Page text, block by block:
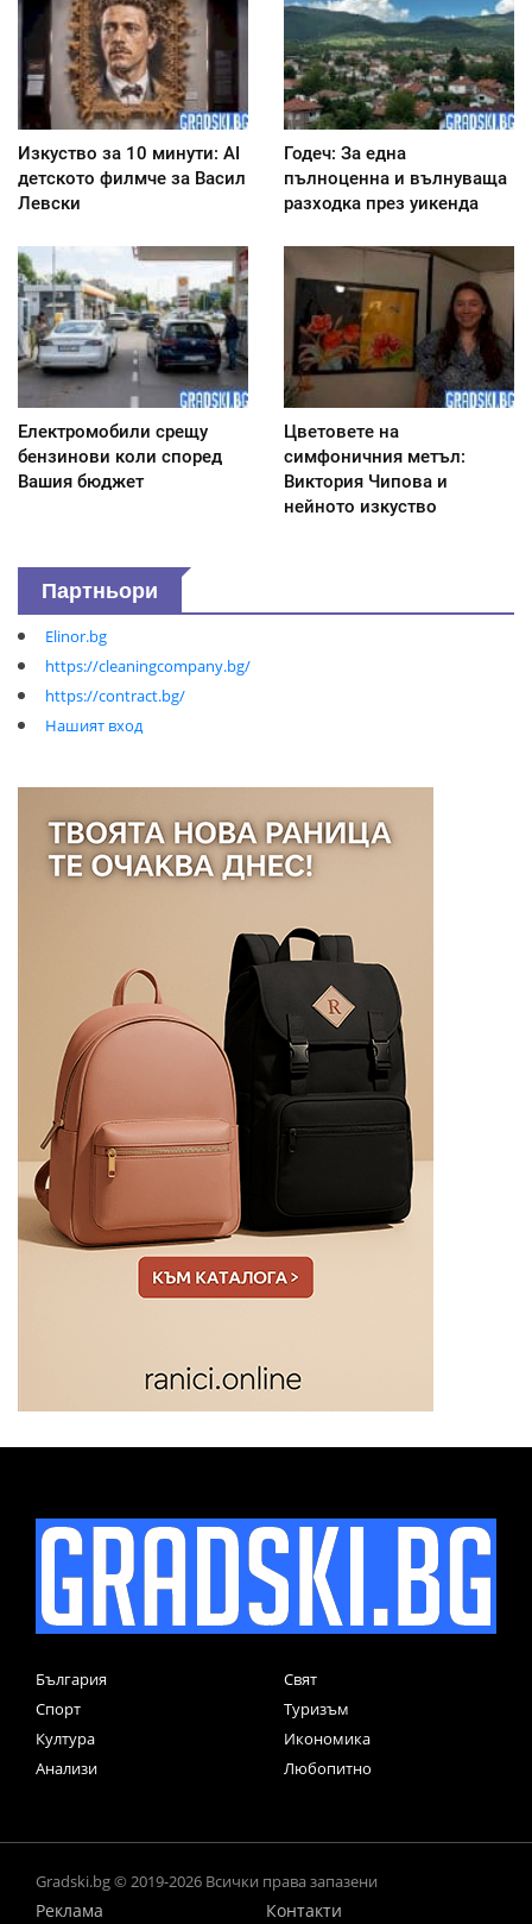
Изкуство за 10 минути: AI
детското филмче за Васил
Левски
Годеч: За една
пълноценна и вълнуваща
разходка през уикенда
Електромобили срещу
бензинови коли според
Вашия бюджет
Цветовете на
симфоничния метъл:
Виктория Чипова и
нейното изкуство
Партньори
Elinor.bg
https://cleaningcompany.bg/
https://contract.bg/
Нашият вход
България
Свят
Спорт
Туризъм
Култура
Икономика
Анализи
Любопитно
Gradski.bg © 2019-2026 Всички права запазени
Реклама Контакти